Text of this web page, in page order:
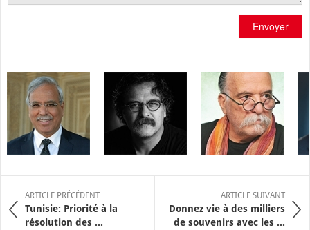
Envoyer
ARTICLE PRÉCÉDENT
Tunisie: Priorité à la
résolution des ...
ARTICLE SUIVANT
Donnez vie à des milliers
de souvenirs avec les ...